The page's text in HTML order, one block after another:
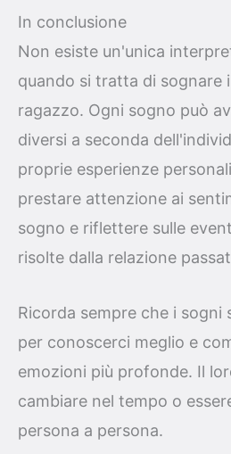
In conclusione
Non esiste un'unica
quando si tratta di sognare
ragazzo. Ogni sogno può
diversi a seconda
proprie esperienze
prestare attenzione ai
sogno e riflettere sulle
risolte dalla relazione
Ricorda sempre che i
per conoscerci meglio e
emozioni più profonde. Il
cambiare nel tempo o
persona a persona.